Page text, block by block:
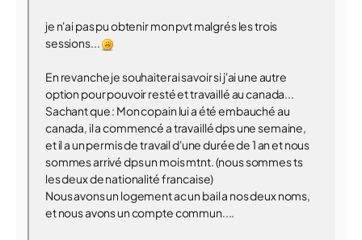
je n'ai pas pu obtenir mon pvt malgrés les trois
sessions...
En revanche je souhaiterai savoir si j'ai une autre
option pour pouvoir resté et travaillé au canada...
Sachant que : Mon copain lui a été embauché au
canada, il a commencé a travaillé dps une semaine,
et il a un permis de travail d'une durée de 1 an et nous
sommes arrivé dps un mois mtnt. (nous sommes ts
les deux de nationalité francaise)
Nous avons un logement ac un bail a nos deux noms,
et nous avons un compte commun....